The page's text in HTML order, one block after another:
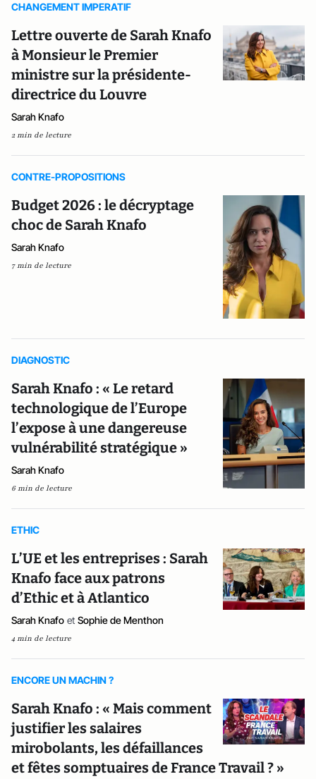
CHANGEMENT IMPERATIF
Lettre ouverte de Sarah Knafo
à Monsieur le Premier
ministre sur la présidente-
directrice du Louvre
Sarah Knafo
2 min de lecture
CONTRE-PROPOSITIONS
Budget 2026 : le décryptage
choc de Sarah Knafo
Sarah Knafo
7 min de lecture
DIAGNOSTIC
Sarah Knafo : « Le retard
technologique de l’Europe
l’expose à une dangereuse
vulnérabilité stratégique »
Sarah Knafo
6 min de lecture
ETHIC
L’UE et les entreprises : Sarah
Knafo face aux patrons
d’Ethic et à Atlantico
Sarah Knafo et Sophie de Menthon
4 min de lecture
ENCORE UN MACHIN ?
Sarah Knafo : « Mais comment
justifier les salaires
mirobolants, les défaillances
et fêtes somptuaires de France Travail ? »